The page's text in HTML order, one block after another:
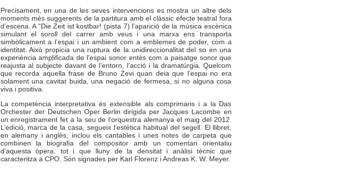
Precisament, en una de les seves intervencions es mostra un altre dels
moments més suggerents de la partitura amb el clàssic efecte teatral fora
d’escena. A “Die Zeit ist kostbar! (pista 7) l’aparició de la música escènica
simulant el soroll del carrer amb veus i una marxa ens transporta
simbòlicament a l’espai i un ambient com a emblemes de poder, com a
identitat. Això propicia una ruptura de la unidireccionalitat del so en una
experiència amplificada de l’espai sonor entès com a paisatge sonor que
reajusta al subjecte davant de l’entorn, l’acció i la dramatúrgia. Quelcom
que recorda aquella frase de Bruno Zevi quan deia que l’espai no era
solament una cavitat buida, una negació de fermesa, si no alguna cosa
viva i positiva.
La competència interpretativa és extensible als comprimaris i a la Das
Orchester der Deutschen Oper Berlin dirigida per Jacques Lacombe en
un enregistrament fet a la seu de l‘orquestra alemanya el maig del 2012.
L’edició, marca de la casa, segueix l’estètica habitual del segell. El llibret,
en alemany i anglès, inclou els cantables i unes notes de carpeta que
combinen la biografia del compositor amb un comentari orientatiu
d’aquesta òpera, tot i que lluny de la densitat i anàlisi tècnic que
caracteritza a CPO. Són signades per Karl Florenz i Andreas K. W. Meyer.